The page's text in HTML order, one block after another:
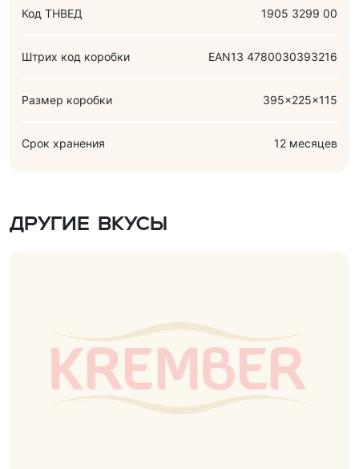
Код ТНВЕД 1905 3299 00
Штрих код коробки EAN13 4780030393216
Размер коробки 395x225x115
Срок хранения 12 месяцев
Другие вкусы